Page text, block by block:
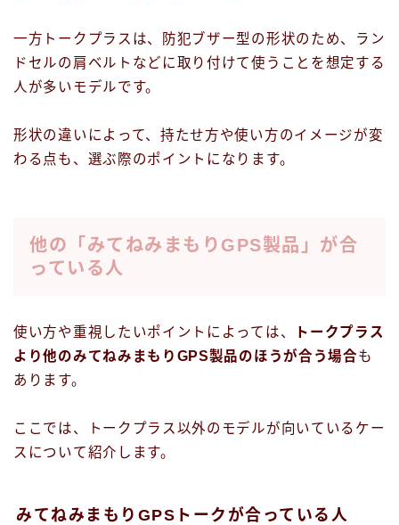
一方トークプラスは、防犯ブザー型の形状のため、ラン
ドセルの肩ベルトなどに取り付けて使うことを想定する
人が多いモデルです。
形状の違いによって、持たせ方や使い方のイメージが変
わる点も、選ぶ際のポイントになります。
他の「みてねみまもりGPS製品」が合
っている人
使い方や重視したいポイントによっては、
トークプラス
より他のみてねみまもりGPS製品のほうが合う場合も
あります。
ここでは、トークプラス以外のモデルが向いているケー
スについて紹介します。
みてねみまもりGPSトークが合っている人